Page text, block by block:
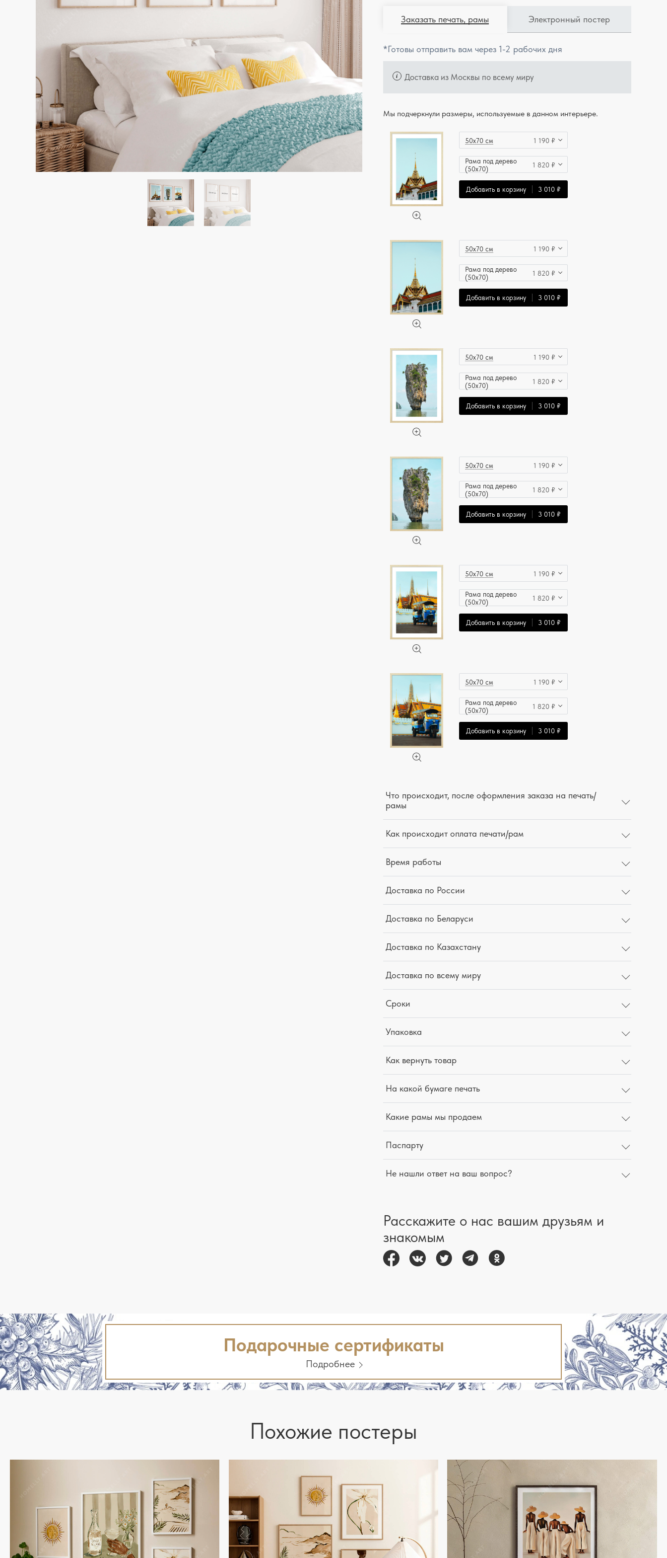
Заказать печать, рамы Электронный постер
*Готовы отправить вам через 1-2 рабочих дня
Доставка из Москвы по всему миру
Мы подчеркнули размеры, используемые в данном интерьере.
50x70 см 1 190 ₽
Рама под дерево
(50x70)
1 820 ₽
Добавить в корзину 3 010 ₽
50x70 см 1 190 ₽
Рама под дерево
(50x70)
1 820 ₽
Добавить в корзину 3 010 ₽
50x70 см 1 190 ₽
Рама под дерево
(50x70)
1 820 ₽
Добавить в корзину 3 010 ₽
50x70 см 1 190 ₽
Рама под дерево
(50x70)
1 820 ₽
Добавить в корзину 3 010 ₽
50x70 см 1 190 ₽
Рама под дерево
(50x70)
1 820 ₽
Добавить в корзину 3 010 ₽
50x70 см 1 190 ₽
Рама под дерево
(50x70)
1 820 ₽
Добавить в корзину 3 010 ₽
Что происходит, после оформления заказа на печать/
рамы
Как происходит оплата печати/рам
Время работы
Доставка по России
Доставка по Беларуси
Доставка по Казахстану
Доставка по всему миру
Сроки
Упаковка
Как вернуть товар
На какой бумаге печать
Какие рамы мы продаем
Паспарту
Не нашли ответ на ваш вопрос?
Расскажите о нас вашим друзьям и
знакомым
Подарочные сертификаты
Подробнее
Похожие постеры